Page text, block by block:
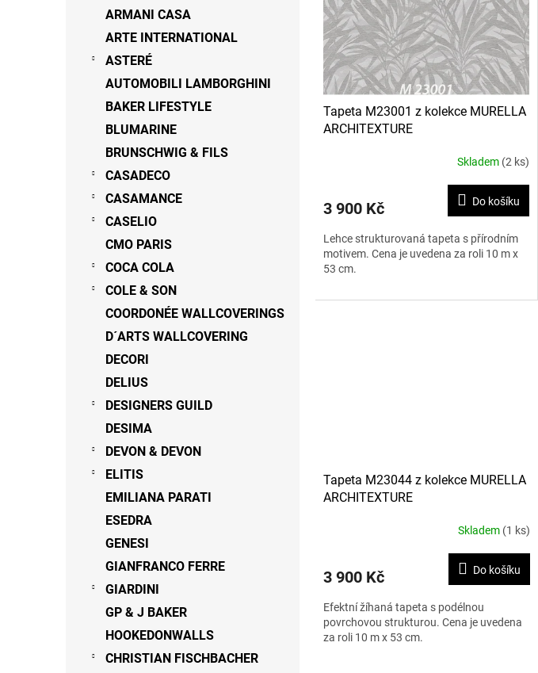
ARMANI CASA
ARTE INTERNATIONAL
ASTERÉ
AUTOMOBILI LAMBORGHINI
BAKER LIFESTYLE
BLUMARINE
BRUNSCHWIG & FILS
CASADECO
CASAMANCE
CASELIO
CMO PARIS
COCA COLA
COLE & SON
COORDONÉE WALLCOVERINGS
D´ARTS WALLCOVERING
DECORI
DELIUS
DESIGNERS GUILD
DESIMA
DEVON & DEVON
ELITIS
EMILIANA PARATI
ESEDRA
GENESI
GIANFRANCO FERRE
GIARDINI
GP & J BAKER
HOOKEDONWALLS
CHRISTIAN FISCHBACHER
Tapeta M23001 z kolekce MURELLA
ARCHITEXTURE
Skladem (2 ks)
3 900 Kč Do košíku
Lehce strukturovaná tapeta s přírodním
motivem. Cena je uvedena za roli 10 m x
53 cm.
Tapeta M23044 z kolekce MURELLA
ARCHITEXTURE
Skladem (1 ks)
3 900 Kč Do košíku
Efektní žíhaná tapeta s podélnou
povrchovou strukturou. Cena je uvedena
za roli 10 m x 53 cm.